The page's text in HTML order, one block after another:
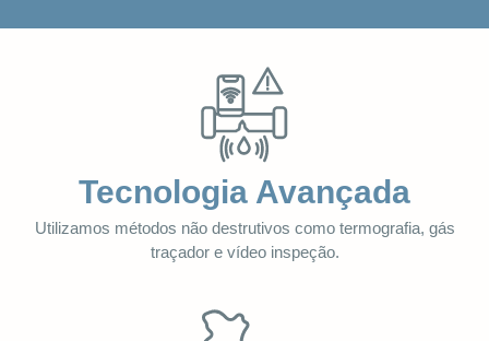
Tecnologia Avançada
Utilizamos métodos não destrutivos como termografia, gás
traçador e vídeo inspeção.